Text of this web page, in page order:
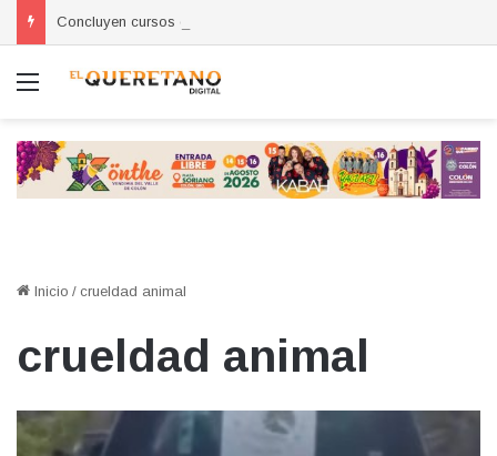
Menú
Inicio / crueldad animal
crueldad animal